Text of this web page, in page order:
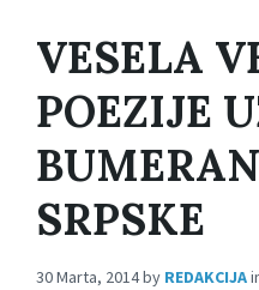
VESELA
POEZIJE
SRPSKE
30 Marta, 2014by REDAKCIJA